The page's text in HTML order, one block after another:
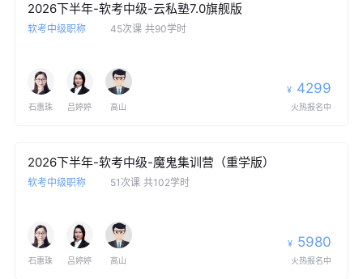
2026下半年-软考中级-云私塾7.0旗舰版
软考中级职称 45次课 共90学时
石惠珠 吕婷婷 高山
¥ 4299
火热报名中
2026下半年-软考中级-魔鬼集训营（重学版）
软考中级职称 51次课 共102学时
石惠珠 吕婷婷 高山
¥ 5980
火热报名中